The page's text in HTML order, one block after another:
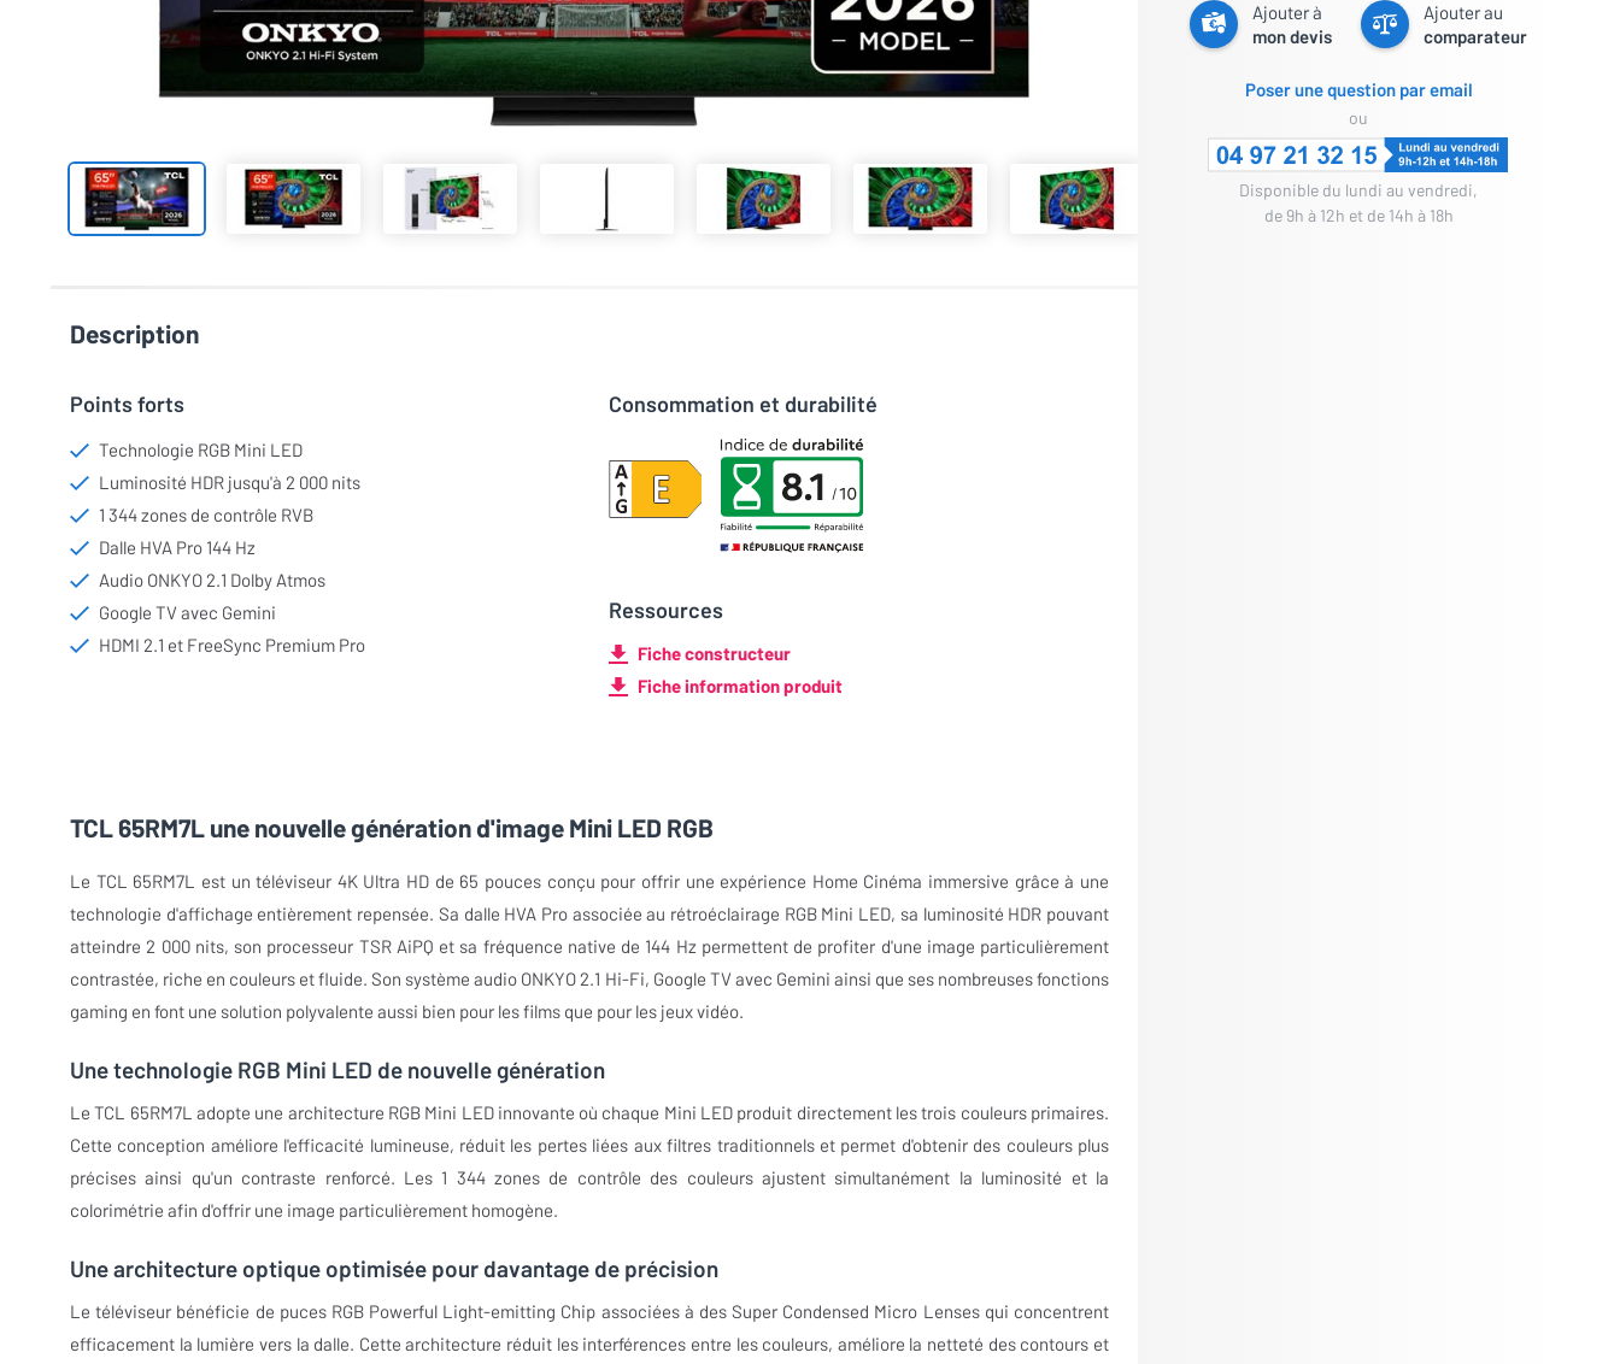
Ajouter à
mon devis
Ajouter au
comparateur
Poser une question par email
ou
Disponible du lundi au vendredi,
de 9h à 12h et de 14h à 18h
Description
Points forts
Technologie RGB Mini LED
Luminosité HDR jusqu'à 2 000 nits
1 344 zones de contrôle RVB
Dalle HVA Pro 144 Hz
Audio ONKYO 2.1 Dolby Atmos
Google TV avec Gemini
HDMI 2.1 et FreeSync Premium Pro
Consommation et durabilité
Ressources
Fiche constructeur
Fiche information produit
TCL 65RM7L une nouvelle génération d'image Mini LED RGB
Le TCL 65RM7L est un téléviseur 4K Ultra HD de 65 pouces conçu pour offrir une expérience Home Cinéma immersive grâce à une
technologie d'affichage entièrement repensée. Sa dalle HVA Pro associée au rétroéclairage RGB Mini LED, sa luminosité HDR pouvant
atteindre 2 000 nits, son processeur TSR AiPQ et sa fréquence native de 144 Hz permettent de profiter d'une image particulièrement
contrastée, riche en couleurs et fluide. Son système audio ONKYO 2.1 Hi-Fi, Google TV avec Gemini ainsi que ses nombreuses fonctions
gaming en font une solution polyvalente aussi bien pour les films que pour les jeux vidéo.
Une technologie RGB Mini LED de nouvelle génération
Le TCL 65RM7L adopte une architecture RGB Mini LED innovante où chaque Mini LED produit directement les trois couleurs primaires.
Cette conception améliore l'efficacité lumineuse, réduit les pertes liées aux filtres traditionnels et permet d'obtenir des couleurs plus
précises ainsi qu'un contraste renforcé. Les 1 344 zones de contrôle des couleurs ajustent simultanément la luminosité et la
colorimétrie afin d'offrir une image particulièrement homogène.
Une architecture optique optimisée pour davantage de précision
Le téléviseur bénéficie de puces RGB Powerful Light-emitting Chip associées à des Super Condensed Micro Lenses qui concentrent
efficacement la lumière vers la dalle. Cette architecture réduit les interférences entre les couleurs, améliore la netteté des contours et